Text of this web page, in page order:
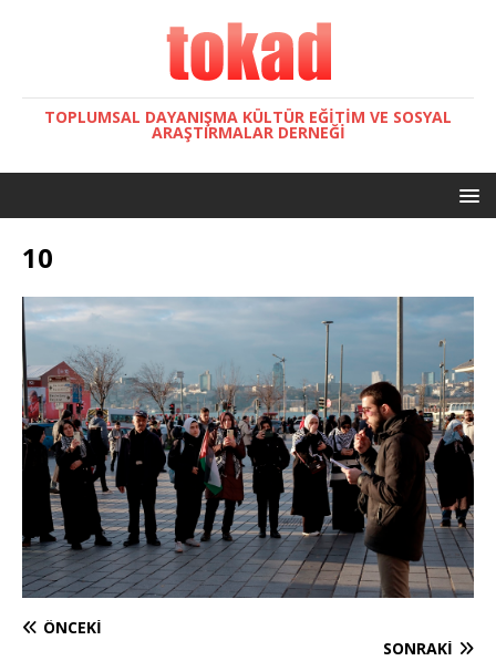
TOPLUMSAL DAYANIŞMA KÜLTÜR EĞITIM VE SOSYAL
ARAŞTIRMALAR DERNEĞI
10
ÖNCEKI
SONRAKI